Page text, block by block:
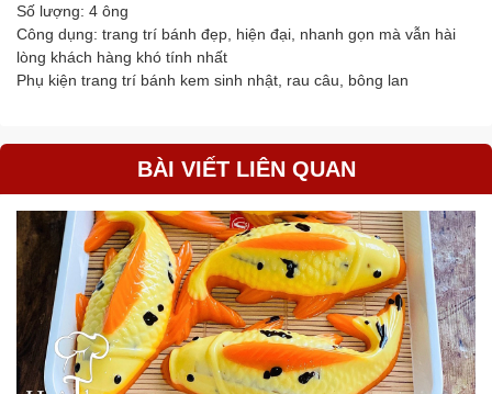
Số lượng: 4 ông
Công dụng: trang trí bánh đẹp, hiện đại, nhanh gọn mà vẫn hài
lòng khách hàng khó tính nhất
Phụ kiện trang trí bánh kem sinh nhật, rau câu, bông lan
BÀI VIẾT LIÊN QUAN